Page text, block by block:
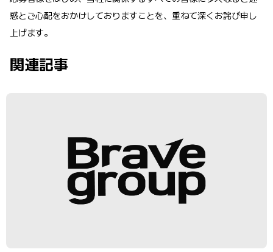
惑とご心配をおかけしておりますことを、重ねて深くお詫び申し
上げます。
関連記事